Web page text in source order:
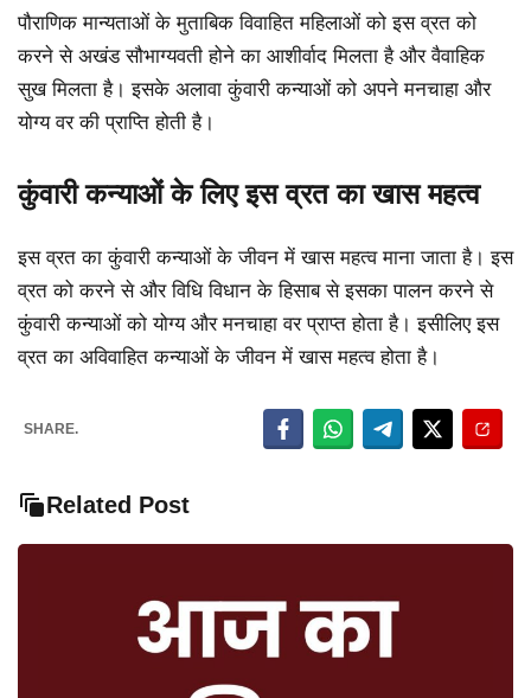
पौराणिक मान्यताओं के मुताबिक विवाहित महिलाओं को इस व्रत को
करने से अखंड सौभाग्यवती होने का आशीर्वाद मिलता है और वैवाहिक
सुख मिलता है। इसके अलावा कुंवारी कन्याओं को अपने मनचाहा और
योग्य वर की प्राप्ति होती है।
कुंवारी कन्याओं के लिए इस व्रत का खास महत्व
इस व्रत का कुंवारी कन्याओं के जीवन में खास महत्व माना जाता है। इस
व्रत को करने से और विधि विधान के हिसाब से इसका पालन करने से
कुंवारी कन्याओं को योग्य और मनचाहा वर प्राप्त होता है। इसीलिए इस
व्रत का अविवाहित कन्याओं के जीवन में खास महत्व होता है।
SHARE.
Related Post